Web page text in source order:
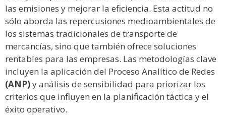
las emisiones y mejorar la eficiencia. Esta actitud no
sólo aborda las repercusiones medioambientales de
los sistemas tradicionales de transporte de
mercancías, sino que también ofrece soluciones
rentables para las empresas. Las metodologías clave
incluyen la aplicación del Proceso Analítico de Redes
(ANP)y análisis de sensibilidad para priorizar los
criterios que influyen en la planificación táctica y el
éxito operativo.